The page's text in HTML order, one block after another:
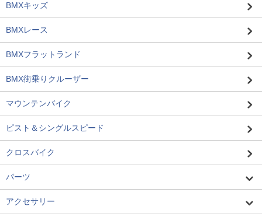
BMXキッズ
BMXレース
BMXフラットランド
BMX街乗りクルーザー
マウンテンバイク
ピスト＆シングルスピード
クロスバイク
パーツ
アクセサリー